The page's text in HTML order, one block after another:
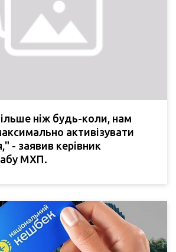
ніж будь-коли, нам
активізувати
- заявив керівник
МХП.